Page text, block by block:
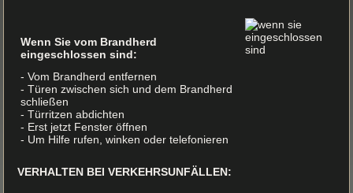
Wenn Sie vom Brandherd
eingeschlossen sind:
- Vom Brandherd entfernen
- Türen zwischen sich und dem Brandherd
schließen
- Türritzen abdichten
- Erst jetzt Fenster öffnen
- Um Hilfe rufen, winken oder telefonieren
VERHALTEN BEI VERKEHRSUNFÄLLEN: